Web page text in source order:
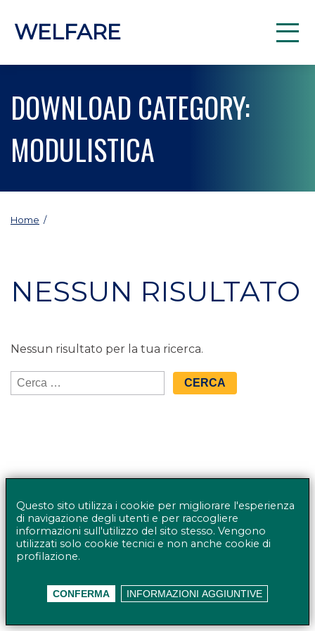
Questo sito utilizza i cookie per migliorare l'esperienza
di navigazione degli utenti e per raccogliere
informazioni sull'utilizzo del sito stesso. Vengono
utilizzati solo cookie tecnici e non anche cookie di
profilazione.
CONFERMA INFORMAZIONI AGGIUNTIVE
WELFARE
DOWNLOAD CATEGORY:
MODULISTICA
Home /
NESSUN RISULTATO
Nessun risultato per la tua ricerca.
Ricerca
per:
© BANCO BPM GRUPPO BANCARIO - Rappresentante
del Gruppo IVA Banco BPM Partita IVA 10537050964 |